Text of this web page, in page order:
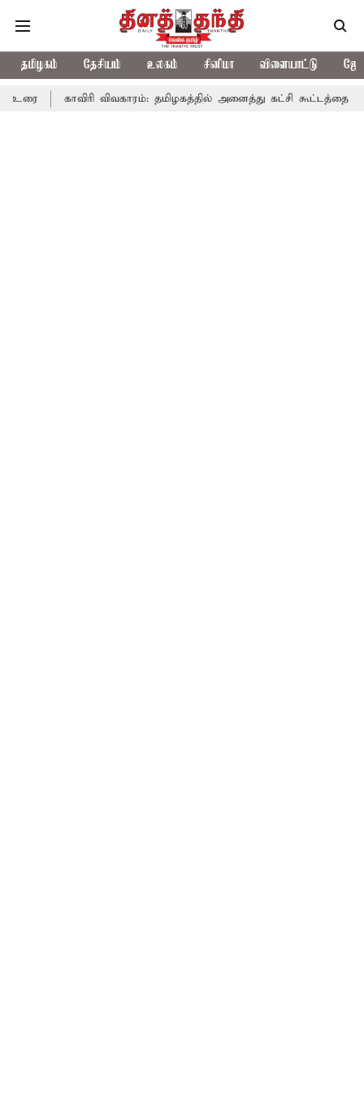
தமிழகம் தேசியம் உலகம் சினிமா விளையாட்டு
உரை காவிரி விவகாரம்: தமிழகத்தில் அனைத்து கட்சி கூட்டத்தை